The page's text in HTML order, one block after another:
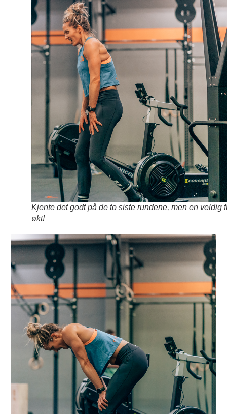
Kjente det godt på de to siste rundene, men en veldig
økt!